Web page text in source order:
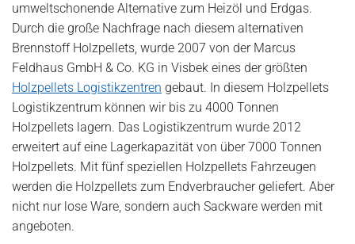
umweltschonende Alternative zum Heizöl und Erdgas.
Durch die große Nachfrage nach diesem alternativen
Brennstoff Holzpellets, wurde 2007 von der Marcus
Feldhaus GmbH & Co. KG in Visbek eines der größten
Holzpellets Logistikzentren gebaut. In diesem Holzpellets
Logistikzentrum können wir bis zu 4000 Tonnen
Holzpellets lagern. Das Logistikzentrum wurde 2012
erweitert auf eine Lagerkapazität von über 7000 Tonnen
Holzpellets. Mit fünf speziellen Holzpellets Fahrzeugen
werden die Holzpellets zum Endverbraucher geliefert. Aber
nicht nur lose Ware, sondern auch Sackware werden mit
angeboten.